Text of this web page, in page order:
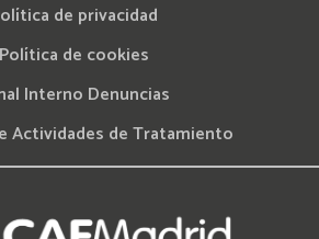
de privacidad
Política de cookies
Interno Denuncias
Actividades de Tratamiento